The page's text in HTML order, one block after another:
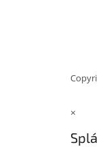
×